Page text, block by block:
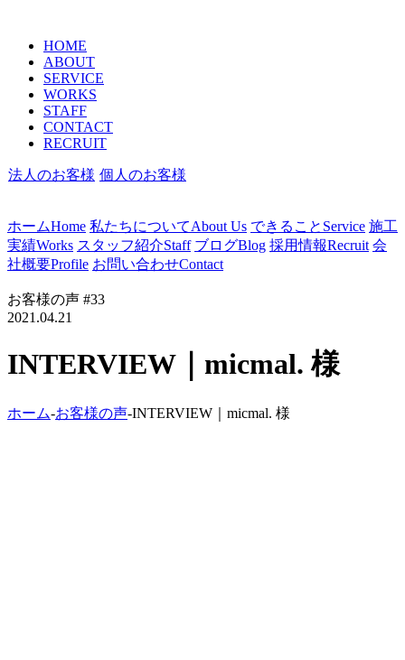
HOME
ABOUT
SERVICE
WORKS
STAFF
CONTACT
RECRUIT
法人のお客様 個人のお客様
ホームHome 私たちについてAbout Us できること Service 施工
実績Works スタッフ紹介Staff ブログBlog 採用情報Recruit 会
社概要Profile お問い合わせContact
お客様の声 #33
2021.04.21
INTERVIEW｜micmal. 様
ホーム-お客様の声-INTERVIEW｜micmal. 様